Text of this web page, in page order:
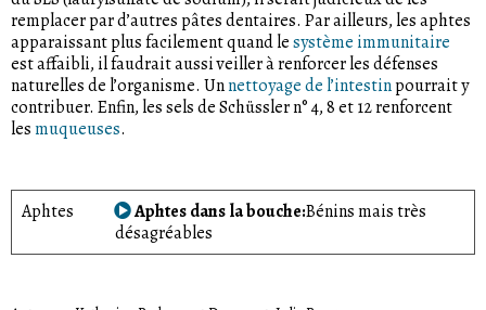
remplacer par d’autres pâtes dentaires. Par ailleurs, les aphtes
apparaissant plus facilement quand lesystème immunitaire
est affaibli, il faudrait aussi veiller à renforcer les défenses
naturelles de l’organisme. Unnettoyage de l’intestinpourrait y
contribuer. Enfin, les sels de Schüssler n° 4, 8 et 12 renforcent
lesmuqueuses.
Aphtes Aphtes dans la bouche Bénins mais très
désagréables